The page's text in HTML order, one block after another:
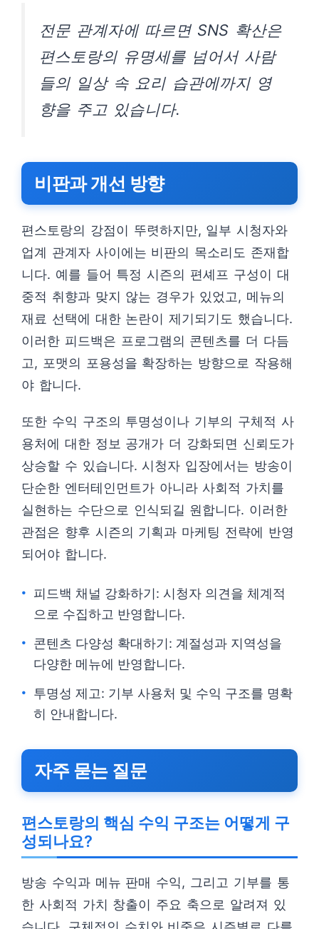
전문 관계자에 따르면 SNS 확산은
편스토랑의 유명세를 넘어서 사람
들의 일상 속 요리 습관에까지 영
향을 주고 있습니다.
비판과 개선 방향
편스토랑의 강점이 뚜렷하지만, 일부 시청자와
업계 관계자 사이에는 비판의 목소리도 존재합
니다. 예를 들어 특정 시즌의 편셰프 구성이 대
중적 취향과 맞지 않는 경우가 있었고, 메뉴의
재료 선택에 대한 논란이 제기되기도 했습니다.
이러한 피드백은 프로그램의 콘텐츠를 더 다듬
고, 포맷의 포용성을 확장하는 방향으로 작용해
야 합니다.
또한 수익 구조의 투명성이나 기부의 구체적 사
용처에 대한 정보 공개가 더 강화되면 신뢰도가
상승할 수 있습니다. 시청자 입장에서는 방송이
단순한 엔터테인먼트가 아니라 사회적 가치를
실현하는 수단으로 인식되길 원합니다. 이러한
관점은 향후 시즌의 기획과 마케팅 전략에 반영
되어야 합니다.
피드백 채널 강화하기: 시청자 의견을 체계적
으로 수집하고 반영합니다.
콘텐츠 다양성 확대하기: 계절성과 지역성을
다양한 메뉴에 반영합니다.
투명성 제고: 기부 사용처 및 수익 구조를 명확
히 안내합니다.
자주 묻는 질문
편스토랑의 핵심 수익 구조는 어떻게 구
성되나요?
방송 수익과 메뉴 판매 수익, 그리고 기부를 통
한 사회적 가치 창출이 주요 축으로 알려져 있